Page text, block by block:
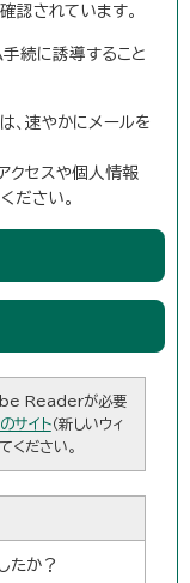
認されています。
続に誘導すること
、速やかにメールを
クセスや個人情報
ださい。
Readerが必要
サイト（新しいウィ
ください。
たか？